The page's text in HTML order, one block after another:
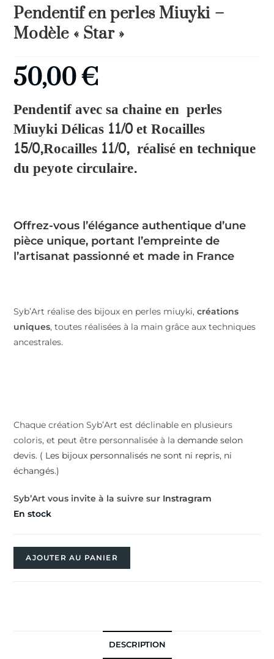
Pendentif en perles Miuyki –
Modèle « Star »
50,00€
Pendentif avec sa chaine en perles
Miuyki Délicas 11/0 et Rocailles
15/0,Rocailles 11/0, réalisé en technique
du peyote circulaire.
Offrez-vous l’élégance authentique d’une
pièce unique, portant l’empreinte de
l’artisanat passionné et made in France
Syb’Art réalise des bijoux en perles miuyki,créations
uniques, toutes réalisées à la main grâce aux techniques
ancestrales.
Chaque création Syb’Art est déclinable en plusieurs
coloris, et peut être personnalisée à lademande selon
devis. ( Les bijoux personnalisés ne sont ni repris, ni
échangés.)
Syb’Art vous invite à la suivre sur Instragram
En stock
AJOUTER AU PANIER
DESCRIPTION